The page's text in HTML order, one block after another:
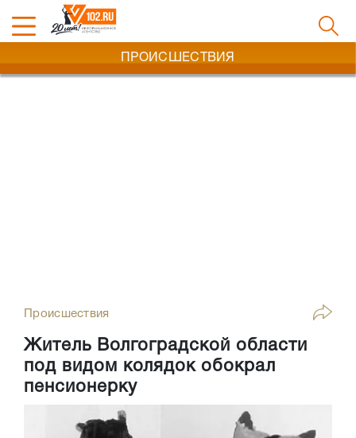
ПРОИСШЕСТВИЯ
Происшествия
Житель Волгоградской области
под видом колядок обокрал
пенсионерку